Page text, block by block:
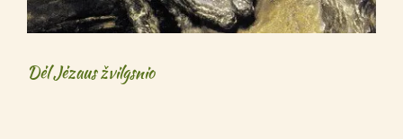
Dėl Jėzaus žvilgsnio